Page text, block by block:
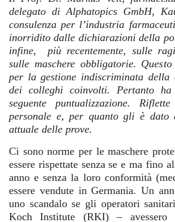
delegato di Alphatopics GmbH,
consulenza per l’industria
inorridito dalle dichiarazioni della
infine, più recentemente, sulle
sulle maschere obbligatorie.
per la gestione indiscriminata della
dei colleghi coinvolti. Pertanto
seguente puntualizzazione.
personale e, per quanto gli è dato
attuale delle prove.
Ci sono norme per le maschere
essere rispettate senza se e ma fino
anno e senza la loro conformità
essere vendute in Germania. Un
uno scandalo se gli operatori
Koch Institute (RKI) – avessero